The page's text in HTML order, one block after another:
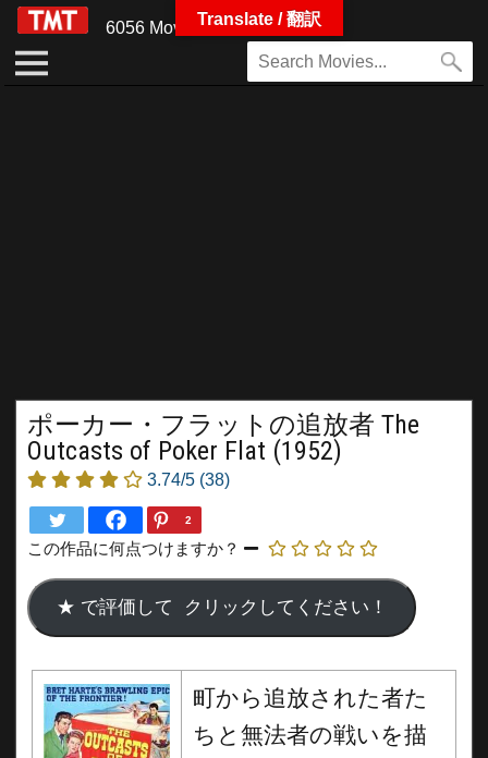
6056 Movies
ポーカー・フラットの追放者 The
Outcasts of Poker Flat (1952)
3.74/5 (38)
2
この作品に何点つけますか？
町から追放された者た
ちと無法者の戦いを描
Translate / 翻訳